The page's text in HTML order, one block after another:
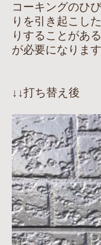
コーキングのひ
りを引き起こし
りすることがあ
が必要になります
↓↓打ち替え後